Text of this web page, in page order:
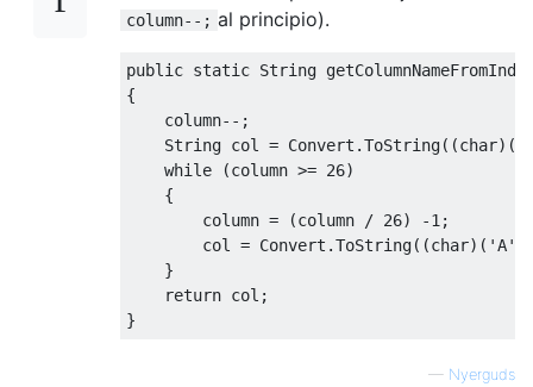
column--; al principio).
public static String
{
    column
--;
String col = Convert .ToString((char)(
while
(column >= 26)
{
        column
= (column / 26) -1 ;
        col
= Convert .ToString((char)( 'A'
}
return col ;
}
— Nyerguds